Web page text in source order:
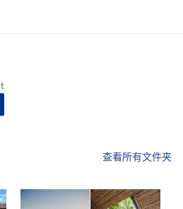
查看所有文件夹